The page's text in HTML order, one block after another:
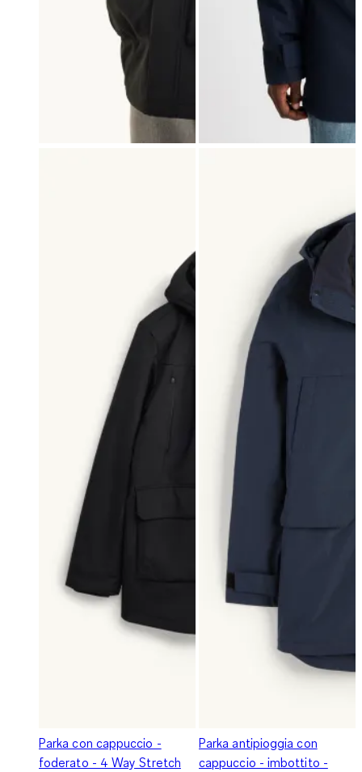
Parka con cappuccio -
foderato - 4 Way Stretch
Parka antipioggia con
cappuccio - imbottito -